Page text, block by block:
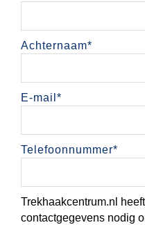
Achternaam*
E-mail *
Telefoonnummer*
Trekhaakcentrum.nl
contactgegevens nodig